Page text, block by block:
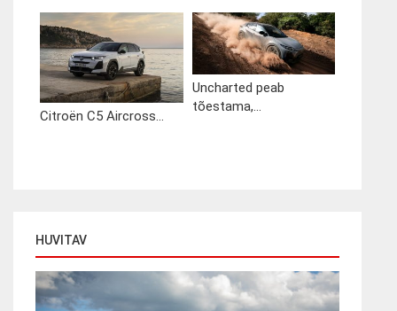
Citroën C5 Aircross...
Uncharted peab
tõestama,...
HUVITAV